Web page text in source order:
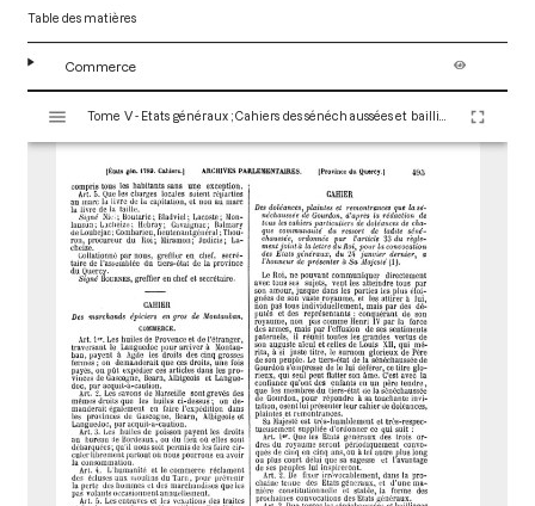
Table des matières
Commerce
s